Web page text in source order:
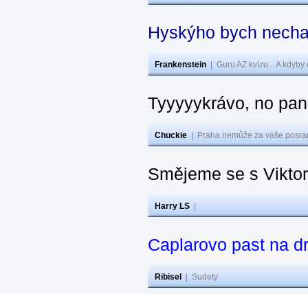
Hyskýho bych
Frankenstein Guru AZ kvízu... A
Tyyyyykrávo, no
Chuckie Praha nemůže za vaše
Smějeme se s
Harry LS
Caplarovo past na
Ribisel Sudety